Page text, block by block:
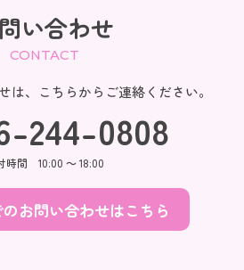
い合わせ
CONTACT
は、こちらからご連絡ください。
244-0808
時間 10:00 ～ 18:00
お問い合わせはこちら